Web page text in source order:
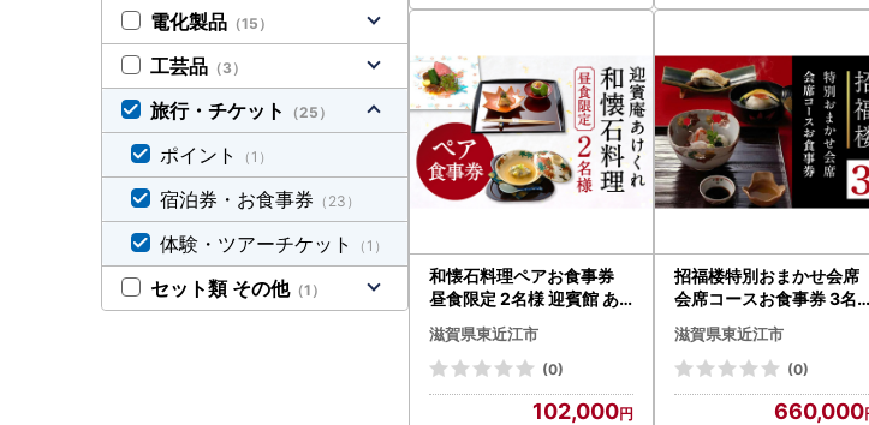
和懐石料理ペアお食事券
昼食限定 2名様 迎賓館 あ
けくれ 滋賀県 東近江市 AO
-B01 懐石料理 和食 ペアチ
ケット ランチ お食事券 ギ
フト 食事券 レストラン 招
滋賀県東近江市
(0)
102,000
招福楼特別おまかせ会席
会席コースお食事券 3名様
株式会社招福楼 滋賀県 東
近江市 FF01 懐石料理 食事
券 3名様 記念日 お祝い
滋賀県東近江市
(0)
660,000
電化製品 （15）
工芸品 （3）
旅行・チケット （25）
ポイント （1）
宿泊券・お食事券 （23）
体験・ツアーチケット （1）
セット類 その他（1）